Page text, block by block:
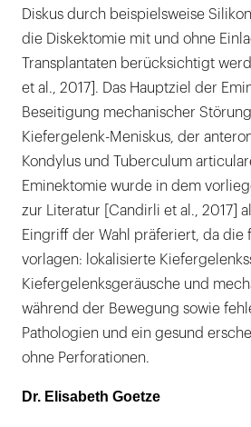
Diskus durch beispielsweise
die Diskektomie mit und ohne
Transplantaten berücksichtigt
et al., 2017]. Das Hauptziel der
Beseitigung mechanischer
Kiefergelenk-Meniskus, der
Kondylus und Tuberculum
Eminektomie wurde in dem
zur Literatur [Candirli et al., 2017]
Eingriff der Wahl präferiert, da die
vorlagen: lokalisierte
Kiefergelenksgeräusche und
während der Bewegung sowie
Pathologien und ein gesund
ohne Perforationen.
Dr. Elisabeth Goetze